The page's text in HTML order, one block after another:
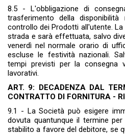
8.5 - L'obbligazione di
trasferimento della
controllo dei Prodotti all'utente.
strada e sarà effettuata, salvo
venerdì nel normale orario di
escluse le festività nazionali.
tempi previsti per la
lavorativi.
ART. 9: DECADENZA DAL
CONTRATTO DI FORNITURA -
9.1 - La Società può esigere
dovuta quantunque il termine
stabilito a favore del debi­tore, se